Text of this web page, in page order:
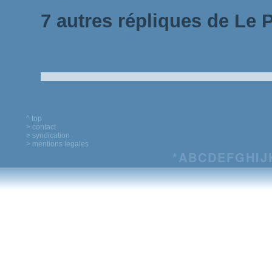
7 autres répliques de Le
^ top
> contact
> syndication
> mentions legales
*ABCDEFG HIJ